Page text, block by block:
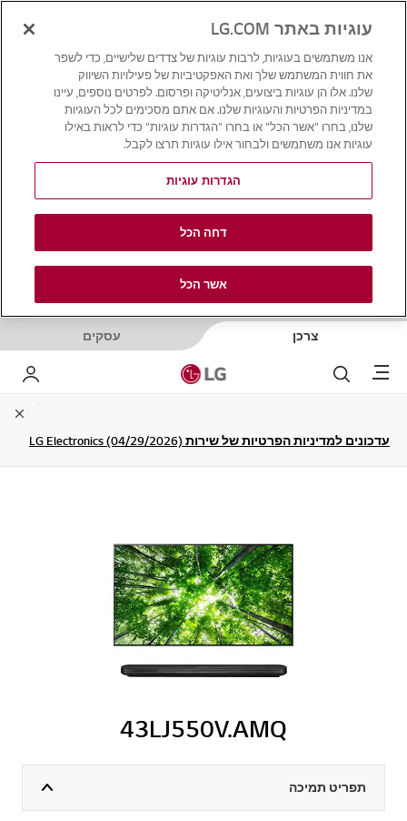
צרכן עסקים
Menu לחפש LG שלי
עדכונים למדיניות הפרטיות של שירות LG Electronics (04/29/2026)
43LJ550V.AMQ
תפריט תמיכה
עוגיות באתר LG.COM
אנו משתמשים בעוגיות, לרבות עוגיות של צדדים שלישיים, כדי לשפר
את חווית המשתמש שלך ואת האפקטיביות של פעילויות השיווק
שלנו. אלו הן עוגיות ביצועים, אנליטיקה ופרסום. לפרטים נוספים, עיינו
במדיניות הפרטיות והעוגיות שלנו. אם אתם מסכימים לכל העוגיות
שלנו, בחרו "אשר הכל" או בחרו "הגדרות עוגיות" כדי לראות באילו
עוגיות אנו משתמשים ולבחור אילו עוגיות תרצו לקבל.
הגדרות עוגיות
דחה הכל
אשר הכל